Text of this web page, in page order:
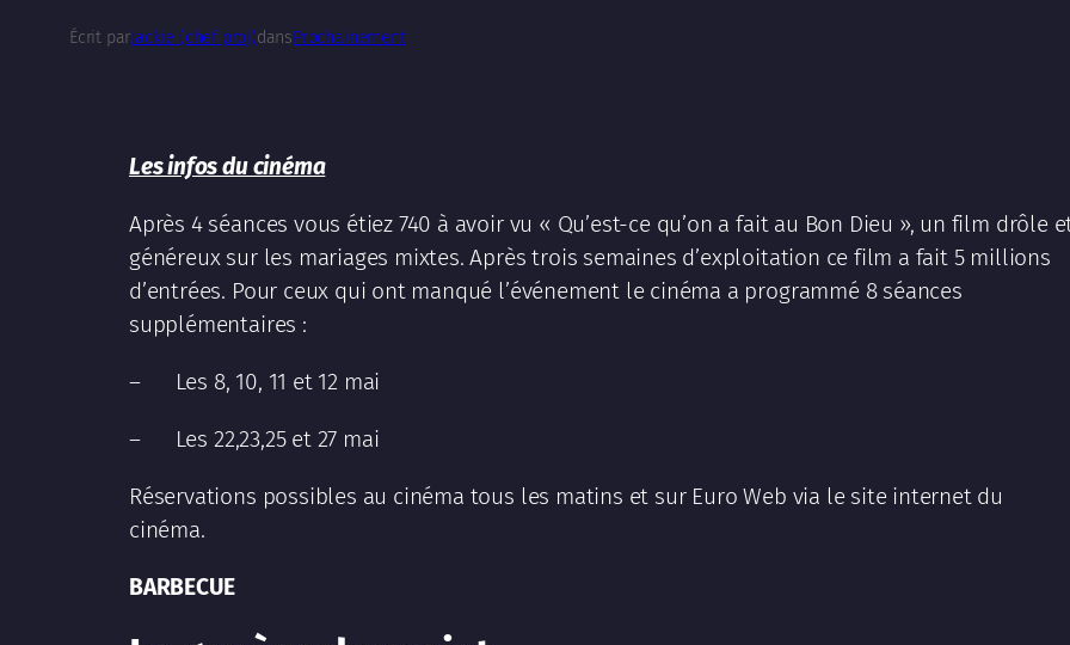
Écrit parJackie (chef proj)dansProchainement
Les infos du cinéma
Après 4 séances vous étiez 740 à avoir vu « Qu’est-ce qu’on a fait au Bon Dieu », un film drôle
généreux sur les mariages mixtes. Après trois semaines d’exploitation ce film a fait 5 millions
d’entrées. Pour ceux qui ont manqué l’événement le cinéma a programmé 8 séances
supplémentaires :
– Les 8, 10, 11 et 12 mai
– Les 22,23,25 et 27 mai
Réservations possibles au cinéma tous les matins et sur Euro Web via le site internet du
cinéma.
BARBECUE